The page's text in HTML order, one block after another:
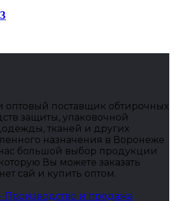
оптовый поставщик обтирочных
защиты, упаковочной
тканей и других
назначения в Воронеже
большой выбор продукции
Вы можете заказать
сай и купить оптом.